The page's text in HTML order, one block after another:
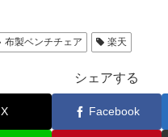
布製ベンチチェア 楽天
シェアする
X Facebook